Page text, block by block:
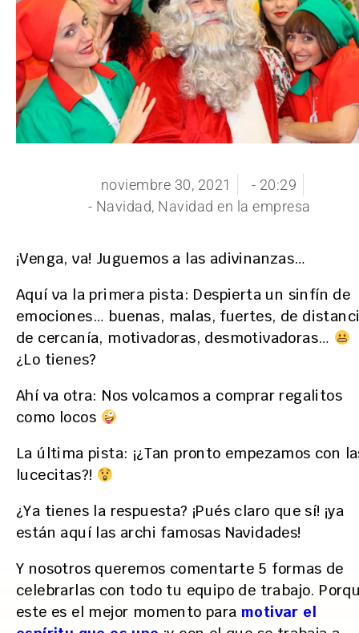
noviembre 30, 2021 - 20:29
- Navidad, Navidad en la empresa
¡Venga, va! Juguemos a las adivinanzas…
Aquí va la primera pista: Despierta un sinfín de
emociones… buenas, malas, fuertes, de
de cercanía, motivadoras, desmotivadoras…
¿Lo tienes?
Ahí va otra: Nos volcamos a comprar regalitos
como locos
La última pista: ¡¿Tan pronto empezamos con
lucecitas?!
¿Ya tienes la respuesta? ¡Pués claro que sí! ¡ya
están aquí las archi famosas Navidades!
Y nosotros queremos comentarte 5 formas de
celebrarlas con todo tu equipo de trabajo.
este es el mejor momento para motivar el